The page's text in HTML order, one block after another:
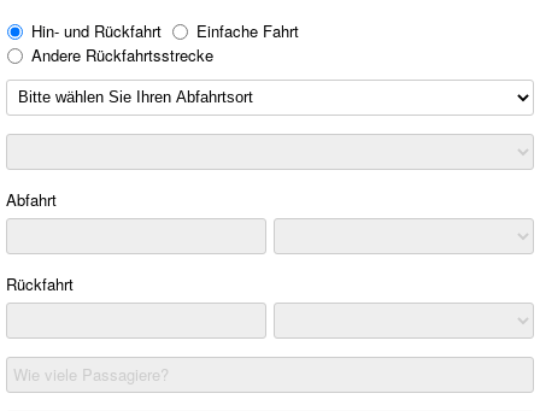
Hin- und Rückfahrt
Einfache Fahrt
Andere Rückfahrtsstrecke
Abfahrt
Rückfahrt
Wie viele Passagiere?